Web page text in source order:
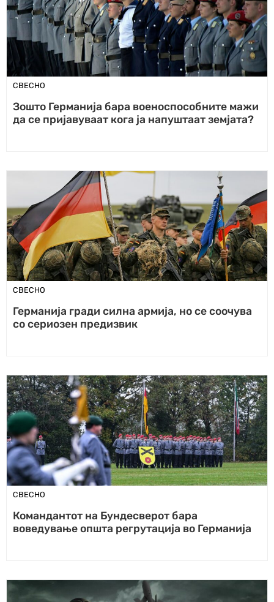
СВЕСНО
Зошто Германија бара военоспособните мажи
да се пријавуваат кога ја напуштаат земјата?
СВЕСНО
Германија гради силна армија, но се соочува
со сериозен предизвик
СВЕСНО
Командантот на Бундесверот бара
воведување општа регрутација во Германија